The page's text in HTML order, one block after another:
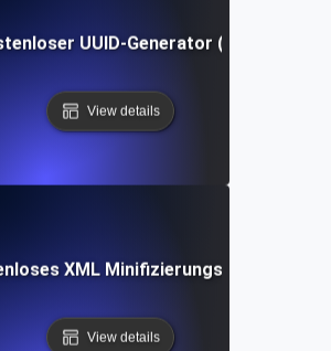
UUID-Generator (v4)
View details
XML Minifizierungs-Tool
View details